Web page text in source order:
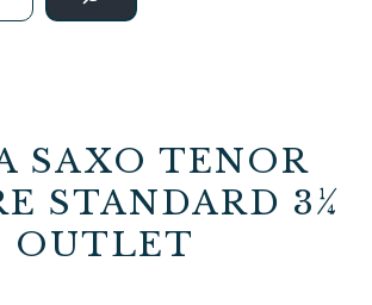
SAXO TENOR
STANDARD 3¼
OUTLET